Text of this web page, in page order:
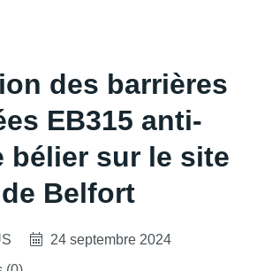
des barrières
EB315 anti-
bélier sur le site
Belfort
24 septembre 2024